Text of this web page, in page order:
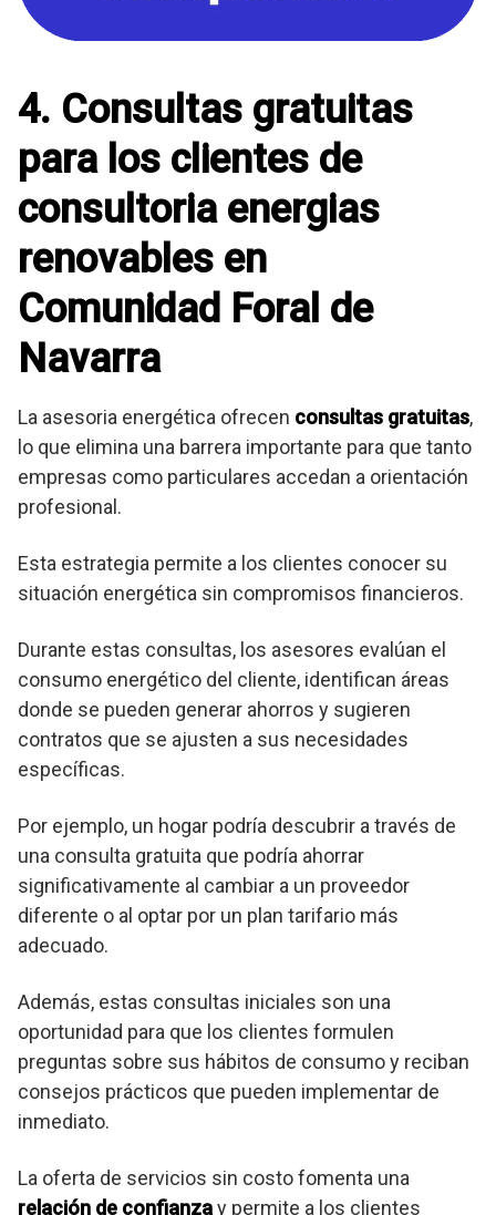
4. Consultas gratuitas
para los clientes de
consultoria energias
renovables en
Comunidad Foral de
Navarra
La asesoria energética ofrecen consultas gratuitas,
lo que elimina una barrera importante para que tanto
empresas como particulares accedan a orientación
profesional.
Esta estrategia permite a los clientes conocer su
situación energética sin compromisos financieros.
Durante estas consultas, los asesores evalúan el
consumo energético del cliente, identifican áreas
donde se pueden generar ahorros y sugieren
contratos que se ajusten a sus necesidades
específicas.
Por ejemplo, un hogar podría descubrir a través de
una consulta gratuita que podría ahorrar
significativamente al cambiar a un proveedor
diferente o al optar por un plan tarifario más
adecuado.
Además, estas consultas iniciales son una
oportunidad para que los clientes formulen
preguntas sobre sus hábitos de consumo y reciban
consejos prácticos que pueden implementar de
inmediato.
La oferta de servicios sin costo fomenta una
relación de confianzay permite a los clientes